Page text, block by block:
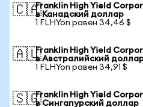
🇨🇦Franklin High Yield
в Канадский доллар
1 FLHYon равен 34,46 $
🇦🇺Franklin High Yield
в Австралийский
1 FLHYon равен 34,91 $
🇸🇬Franklin High Yield
в Сингапурский доллар